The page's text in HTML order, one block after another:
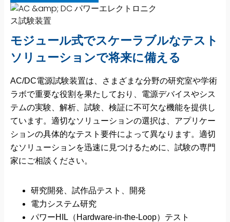
モジュール式でスケーラブルなテスト
ソリューションで将来に備える
AC/DC電源試験装置は、さまざまな分野の研究室や学術
ラボで重要な役割を果たしており、電源デバイスやシス
テムの実験、解析、試験、検証に不可欠な機能を提供し
ています。適切なソリューションの選択は、アプリケー
ションの具体的なテスト要件によって異なります。適切
なソリューションを迅速に見つけるために、試験の専門
家にご相談ください。
研究開発、試作品テスト、開発
電力システム研究
パワーHIL（Hardware-in-the-Loop）テスト